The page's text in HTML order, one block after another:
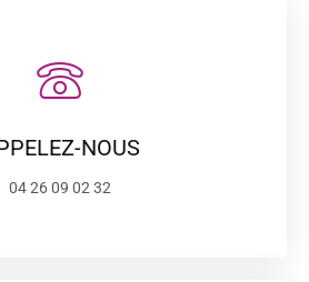
NOUS
04 26 09 02 32